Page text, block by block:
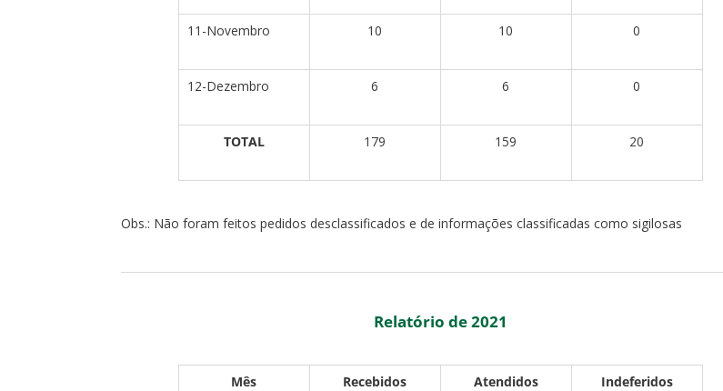
11-Novembro 10 10 0
12-Dezembro 6 6 0
TOTAL 179 159 20
Obs.: Não foram feitos pedidos desclassificados e de informações classificadas como sigilosas
Relatório de 2021
Mês Recebidos Atendidos
Indeferidos